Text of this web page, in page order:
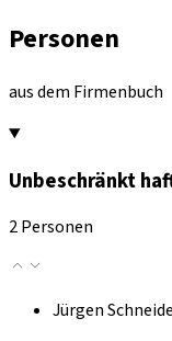
Personen
aus dem Firmenbuch
Unbeschränkt
2 Personen
Jürgen